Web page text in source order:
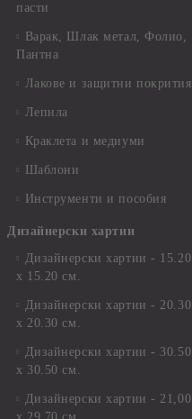
пасти
Варак, Шлак метал, Фолио,
Пантна
Лакове и защитни покрития
Лепила
Краклета и медиуми
Шаблони
Инструменти и пособия
Дизайнерски хартии
Дизайнерски хартии - 15.20
х 15.20 см.
Дизайнерски хартии - 20.30
х 20.30 см.
Дизайнерски хартии - 30.50
х 30.50 см.
Дизайнерски хартии - 21,00